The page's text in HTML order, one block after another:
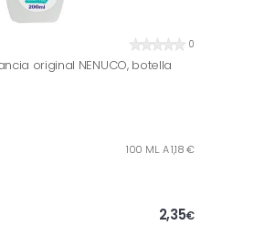
0
original NENUCO, botella
100 ML. A 1,18 €
2,35€